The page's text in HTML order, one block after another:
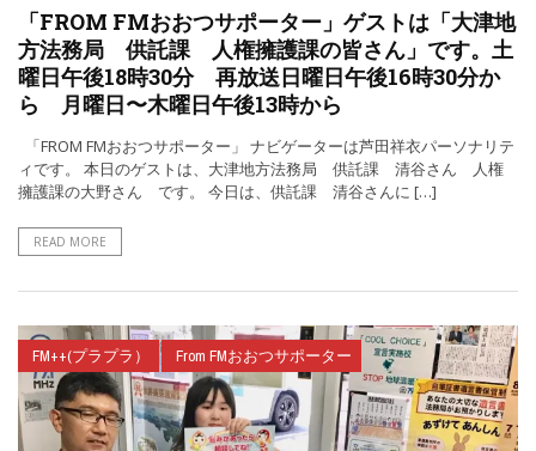
「FROM FMおおつサポーター」ゲストは「大津地
方法務局 供託課 人権擁護課の皆さん」です。土
曜日午後18時30分 再放送日曜日午後16時30分か
ら 月曜日〜木曜日午後13時から
「FROM FMおおつサポーター」 ナビゲーターは芦田祥衣パーソナリテ
ィです。 本日のゲストは、大津地方法務局 供託課 清谷さん 人権
擁護課の大野さん です。 今日は、供託課 清谷さんに […]
READ MORE
FM++(プラプラ） From FMおおつサポーター